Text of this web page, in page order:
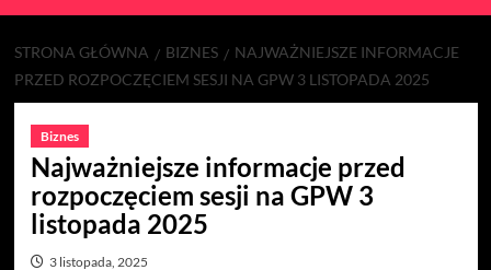
STRONA GŁÓWNA BIZNES
NAJWAŻNIEJSZE INFORMACJE
PRZED ROZPOCZĘCIEM SESJI NA GPW 3 LISTOPADA 2025
Biznes
Najważniejsze informacje przed
rozpoczęciem sesji na GPW 3
listopada 2025
3 listopada, 2025